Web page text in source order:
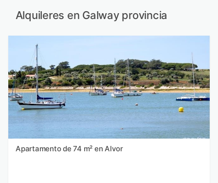
Alquileres en Galway provincia
Apartamento de 74 m² en Alvor